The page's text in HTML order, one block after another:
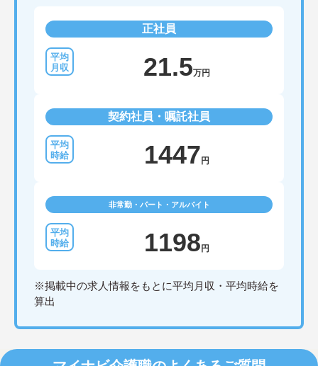
正社員
21.5万円
契約社員・嘱託社員
1447 円
非常勤・パート・アルバイト
1198 円
※掲載中の求人情報をもとに平均月収・平均時給を
算出